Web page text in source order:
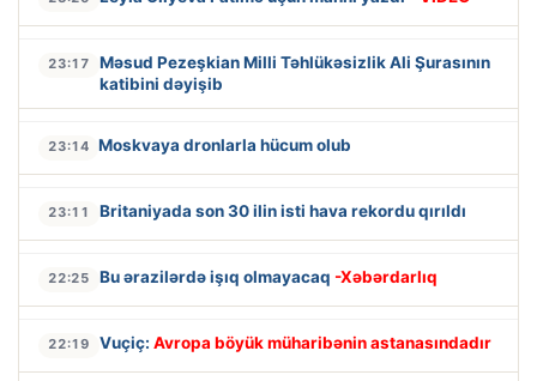
23:17
Məsud Pezeşkian Milli Təhlükəsizlik Ali Şurasının
katibini dəyişib
23:14 Moskvaya dronlarla hücum olub
23:11 Britaniyada son 30 ilin isti hava rekordu qırıldı
22:25 Bu ərazilərdə işıq olmayacaq -Xəbərdarlıq
22:19 Vuçiç: Avropa böyük müharibənin astanasındadır